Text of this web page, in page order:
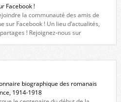
Facebook !
la communauté des amis de
sur Facebook ! Un lieu d’actualités,
! Rejoignez-nous sur
biographique des romanais
1914-1918